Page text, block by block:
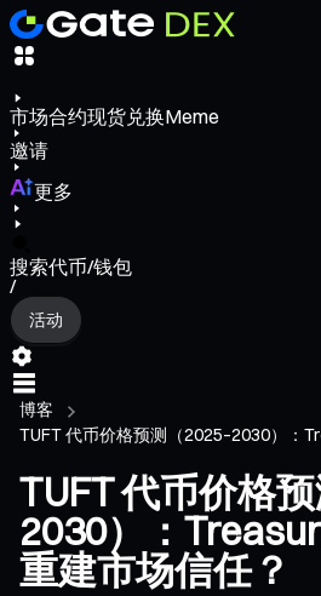
市场合约现货兑换Meme
邀请
更多
搜索代币/钱包
/
活动
博客
TUFT 代币价格预测（2025–2030）：
TUFT 代币价格
2030）：
重建市场信任？